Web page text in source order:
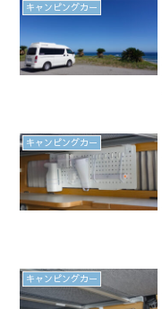
キャンピングカー
キャンピングカー
キャンピングカー